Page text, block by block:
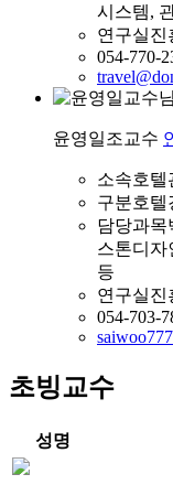
시스템,
연구실진
054-770-
윤영일조교수
소속호텔
구분호텔
담당과목
스톤디자
등
연구실진
054-703-
초빙교수
성명